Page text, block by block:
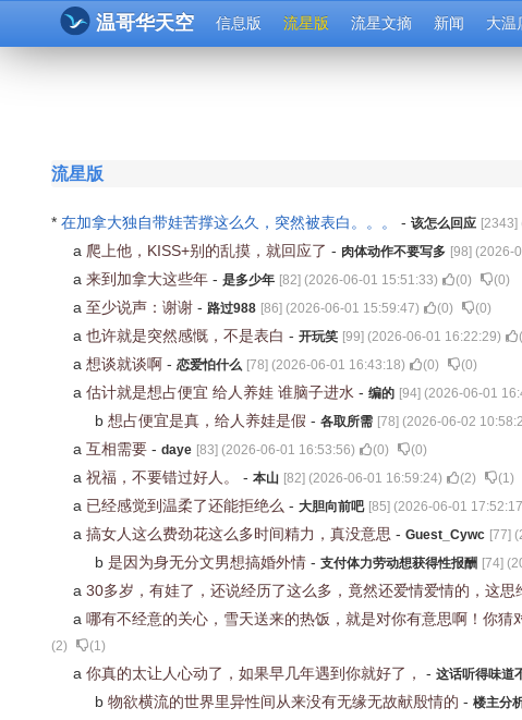
温哥华天空 信息版 流星版 流星文摘 新闻 大温
流星版
* 在加拿大独自带娃苦撑这么久，突然被表白。。。 - 该怎么回应 [2343]
a 爬上他，KISS+别的乱摸，就回应了 - 肉体动作不要写多 [98] (2026-
a 来到加拿大这些年 - 是多少年 [82] (2026-06-01 15:51:33) (0) (0)
a 至少说声：谢谢 - 路过988 [86] (2026-06-01 15:59:47) (0) (0)
a 也许就是突然感慨，不是表白 - 开玩笑 [99] (2026-06-01 16:22:29) (
a 想谈就谈啊 - 恋爱怕什么 [78] (2026-06-01 16:43:18) (0) (0)
a 估计就是想占便宜 给人养娃 谁脑子进水 - 编的 [94] (2026-06-01
b 想占便宜是真，给人养娃是假 - 各取所需 [78] (2026-06-02
a 互相需要 - daye [83] (2026-06-01 16:53:56) (0) (0)
a 祝福，不要错过好人。 - 本山 [82] (2026-06-01 16:59:24) (2) (1)
a 已经感觉到温柔了还能拒绝么 - 大胆向前吧 [85] (2026-06-01 17:52:17
a 搞女人这么费劲花这么多时间精力，真没意思 - Guest_Cywc [77] (
b 是因为身无分文男想搞婚外情 - 支付体力劳动想获得性报酬 [74] (
a 30多岁，有娃了，还说经历了这么多，竟然还爱情爱情的，这思
a 哪有不经意的关心，雪天送来的热饭，就是对你有意思啊！你
(2) (1)
a 你真的太让人心动了，如果早几年遇到你就好了， - 这话听得味道
b 物欲横流的世界里异性间从来没有无缘无故献殷情的 - 楼主分